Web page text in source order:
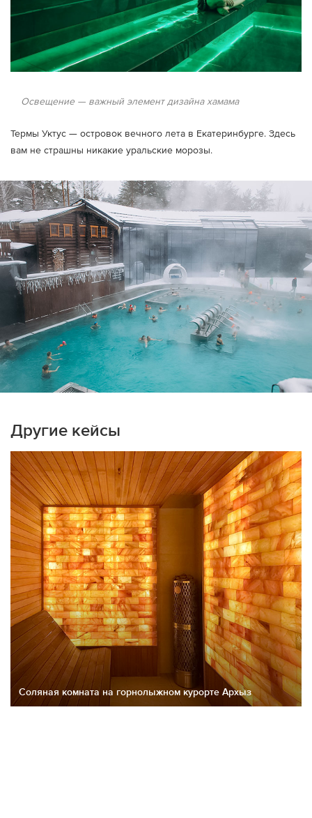
Освещение — важный элемент дизайна хамама
Термы Уктус — островок вечного лета в Екатеринбурге. Здесь
вам не страшны никакие уральские морозы.
Другие кейсы
Соляная комната на горнолыжном курорте Архыз